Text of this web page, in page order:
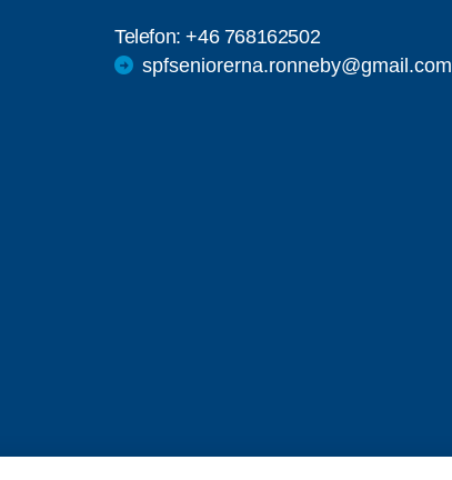
Telefon:+46 768162502
spfseniorerna.ronneby@gmail.com